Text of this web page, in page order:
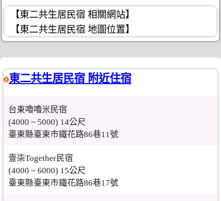
【東二共生居民宿 相關網站】
【東二共生居民宿 地圖位置】
東二共生居民宿 附近住宿
台東嚕嚕米民宿
(4000 ~ 5000) 14公尺
臺東縣臺東市鐵花路86巷11號
壹柒Together民宿
(4000 ~ 6000) 15公尺
臺東縣臺東市鐵花路86巷17號